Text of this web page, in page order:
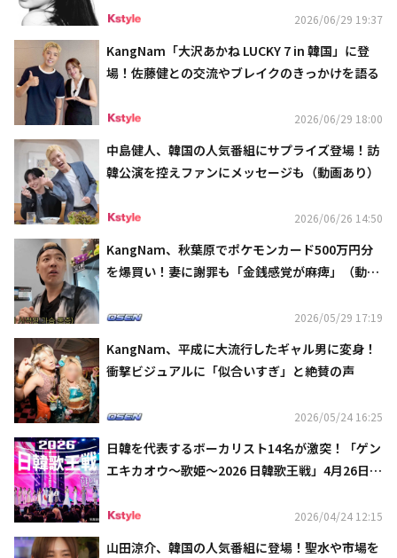
2026/06/29 19:37
KangNam「大沢あかね LUCKY 7 in 韓国」に登
場！佐藤健との交流やブレイクのきっかけを語る
2026/06/29 18:00
中島健人、韓国の人気番組にサプライズ登場！訪
韓公演を控えファンにメッセージも（動画あり）
2026/06/26 14:50
KangNam、秋葉原でポケモンカード500万円分
を爆買い！妻に謝罪も「金銭感覚が麻痺」（動画
2026/05/29 17:19
KangNam、平成に大流行したギャル男に変身！
衝撃ビジュアルに「似合いすぎ」と絶賛の声
2026/05/24 16:25
日韓を代表するボーカリスト14名が激突！「ゲン
エキカオウ～歌姫～2026 日韓歌王戦」4月26日よ
2026/04/24 12:15
山田涼介、韓国の人気番組に登場！聖水や市場を